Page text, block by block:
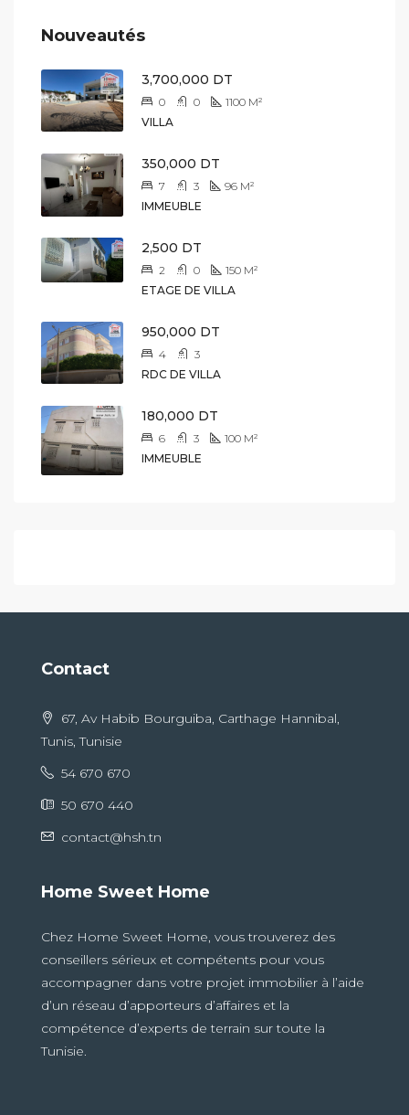
Nouveautés
3,700,000 DT
0 0 1100 M²
VILLA
350,000 DT
7 3 96 M²
IMMEUBLE
2,500 DT
2 0 150 M²
ETAGE DE VILLA
950,000 DT
4
3
RDC DE VILLA
180,000 DT
6 3 100 M²
IMMEUBLE
Contact
67, Av Habib Bourguiba, Carthage Hannibal,
Tunis, Tunisie
54 670 670
50 670 440
contact@hsh.tn
Home Sweet Home
Chez Home Sweet Home, vous trouverez des
conseillers sérieux et compétents pour vous
accompagner dans votre projet immobilier à l’aide
d’un réseau d’apporteurs d’affaires et la
compétence d’experts de terrain sur toute la
Tunisie.